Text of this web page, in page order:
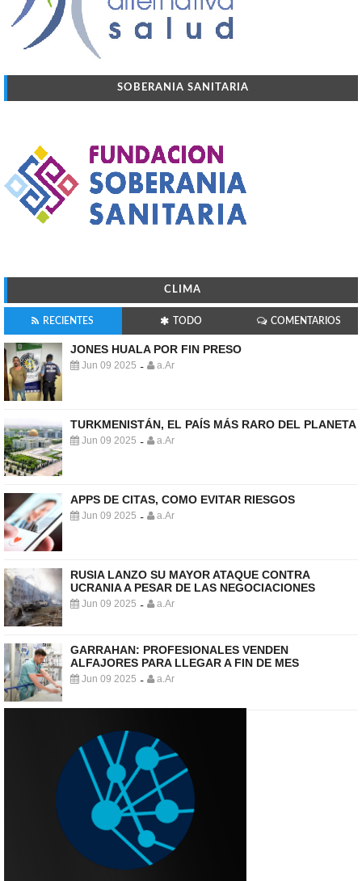
SOBERANIA SANITARIA
CLIMA
RECIENTES TODO COMENTARIOS
JONES HUALA POR FIN PRESO
Jun 09 2025 - a.Ar
TURKMENISTÁN, EL PAÍS MÁS RARO DEL PLANETA
Jun 09 2025 - a.Ar
APPS DE CITAS, COMO EVITAR RIESGOS
Jun 09 2025 - a.Ar
RUSIA LANZO SU MAYOR ATAQUE CONTRA
UCRANIA A PESAR DE LAS NEGOCIACIONES
Jun 09 2025 - a.Ar
GARRAHAN: PROFESIONALES VENDEN
ALFAJORES PARA LLEGAR A FIN DE MES
Jun 09 2025 - a.Ar